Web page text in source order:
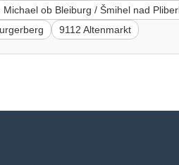
Michael ob Bleiburg / Šmihel nad
9112 Altenmarkt